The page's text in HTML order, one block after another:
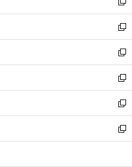
開
く
ウ
で
開
く
ィ
ン
ド
ウ
で
開
く
い
ウ
ィ
ン
ド
ウ
で
開
く
新
し
い
ウ
ィ
ン
ド
ウ
で
開
く
新
し
い
ウ
ィ
ン
ド
ウ
で
開
新
し
い
ウ
ィ
ン
ド
ウ
新
し
い
ウ
ィ
ン
新
し
い
ウ
新
し